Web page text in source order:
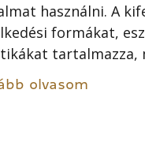
használni. A
formákat,
tartalmazza,
olvasom